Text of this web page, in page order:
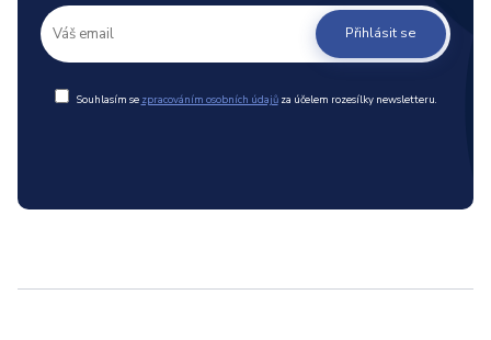
Přihlásit se
Souhlasím se zpracováním osobních údajůza účelem rozesílky newsletteru.